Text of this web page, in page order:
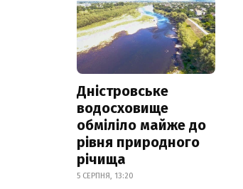
Дністровське
водосховище
обміліло майже до
рівня природного
річища
5 СЕРПНЯ, 13:20